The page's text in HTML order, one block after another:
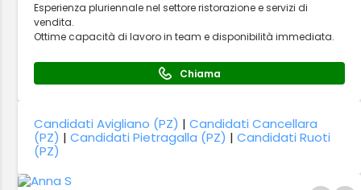
Esperienza pluriennale nel settore ristorazione e servizi di
vendita.
Ottime capacità di lavoro in team e disponibilità immediata.
Chiama
Candidati Avigliano (PZ) |Candidati Cancellara
(PZ) |Candidati Pietragalla (PZ) |Candidati Ruoti
(PZ)